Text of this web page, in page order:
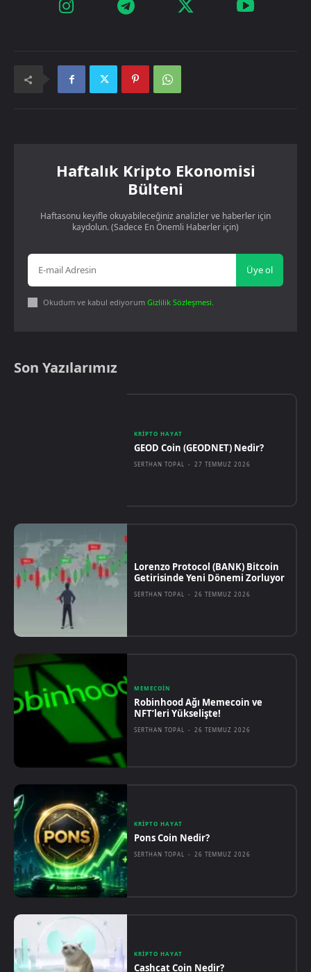
Haftalık Kripto Ekonomisi
Bülteni
Haftasonu keyifle okuyabileceğiniz analizler ve haberler için
kaydolun. (Sadece En Önemli Haberler için)
Üye ol
Okudum ve kabul ediyorum Gizlilik Sözleşmesi.
Son Yazılarımız
KRIPTO HAYAT
GEOD Coin (GEODNET) Nedir?
SERTHAN TOPAL - 27 TEMMUZ 2026
Lorenzo Protocol (BANK) Bitcoin
Getirisinde Yeni Dönemi Zorluyor
SERTHAN TOPAL - 26 TEMMUZ 2026
MEMECOIN
Robinhood Ağı Memecoin ve
NFT’leri Yükselişte!
SERTHAN TOPAL - 26 TEMMUZ 2026
KRIPTO HAYAT
Pons Coin Nedir?
SERTHAN TOPAL - 26 TEMMUZ 2026
KRIPTO HAYAT
Cashcat Coin Nedir?